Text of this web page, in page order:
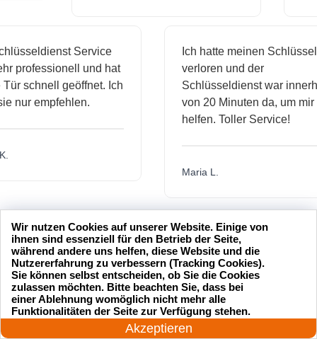
Service
und hat
schnell geöffnet. Ich
empfehlen.
Ich hatte meinen Schlüssel
verloren und der
Schlüsseldienst war innerhalb
von 20 Minuten da, um mir zu
helfen. Toller Service!
Maria L.
24 Stunden am Tag
Akzeptieren
Wir nutzen Cookies auf unserer Website. Einige von
ihnen sind essenziell für den Betrieb der Seite,
während andere uns helfen, diese Website und die
Nutzererfahrung zu verbessern (Tracking Cookies).
Sie können selbst entscheiden, ob Sie die Cookies
zulassen möchten. Bitte beachten Sie, dass bei
einer Ablehnung womöglich nicht mehr alle
Funktionalitäten der Seite zur Verfügung stehen.